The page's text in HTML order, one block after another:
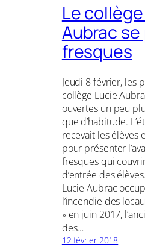
Le
Aubrac
fresques
Jeudi 8 février, les
collège Lucie
ouvertes un peu
que d’habitude.
recevait les élèves
pour présenter
fresques qui
d’entrée des
Lucie Aubrac
l’incendie des
» en juin 2017,
des…
12 février 2018